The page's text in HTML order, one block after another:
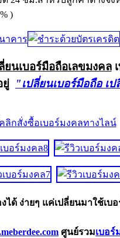
)
ยนเบอร์มือถือเลขมงคล
ยู่
"เปลี่ยนเบอร์มือถือ เ
ได้ ง่ายๆ แค่เปลี่ยนมาใช้เบ
ศูนย์รวมเบอร์